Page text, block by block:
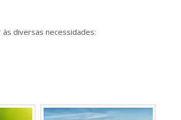
diversas necessidades: